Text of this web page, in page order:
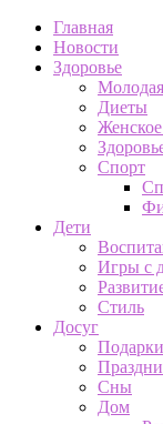
Главная
Новости
Здоровье
Диеты
Женское
Спорт
Дети
Игры с
Стиль
Досуг
Подарки
Сны
Дом